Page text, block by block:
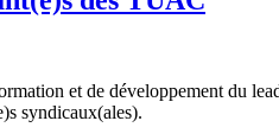
et de développement du
syndicaux(ales).